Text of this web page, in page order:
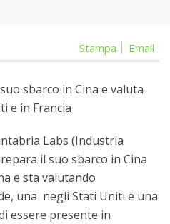
Stampa Email
sbarco in Cina e valuta
e in Francia
Labs (Industria
il suo sbarco in Cina
e sta valutando
una negli Stati Uniti e una
essere presente in